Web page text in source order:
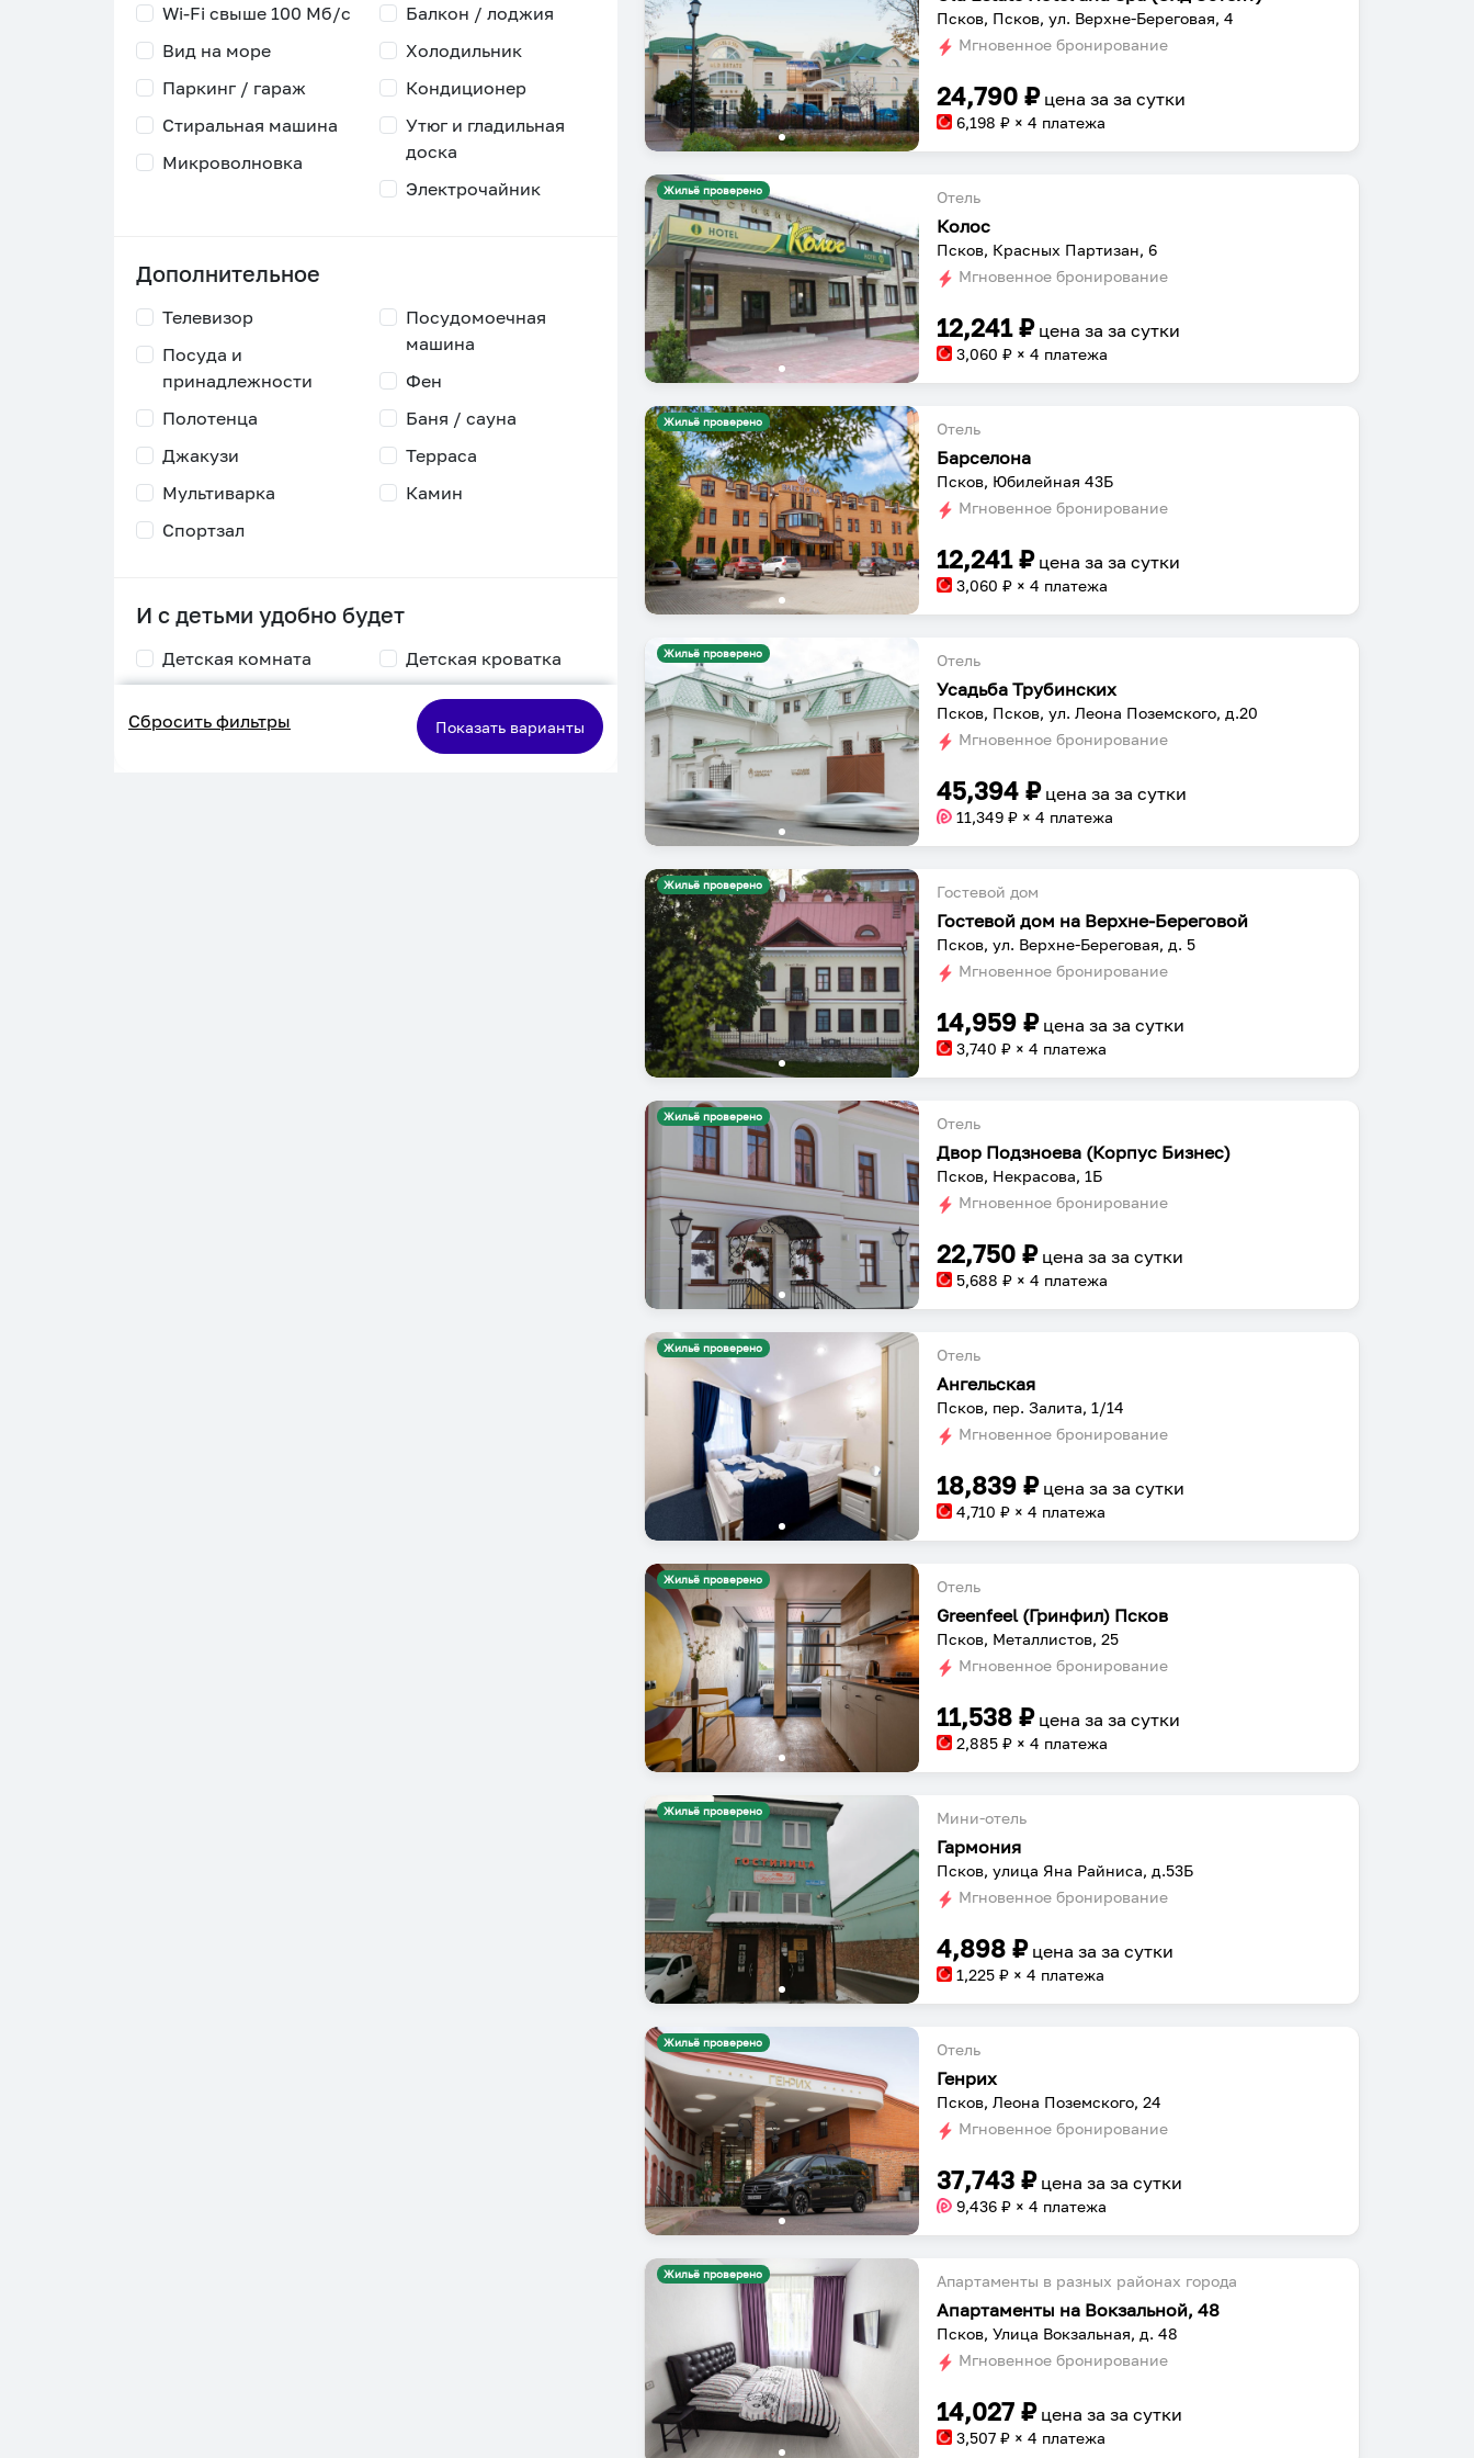
Wi-Fi свыше 100 Мб/с
Балкон / лоджия
Вид на море
Паркинг / гараж
Холодильник
Кондиционер
Стиральная машина
Микроволновка
Утюг и гладильная
доска
Электрочайник
Дополнительное
Телевизор
Посуда и
принадлежности
Посудомоечная
машина
Фен
Полотенца
Джакузи
Баня / сауна
Терраса
Мультиварка
Спортзал
Камин
И с детьми удобно будет
Детская комната
кормления
Детская кроватка
Двухъярусная
кровать
Сбросить фильтры Показать варианты
Псков, Псков, ул. Верхне-Береговая, 4
Мгновенное бронирование
24,790 ₽ цена заза сутки
6,198 ₽ × 4 платежа
Жильё проверено Отель
Колос
Псков, Красных Партизан, 6
Мгновенное бронирование
12,241₽ цена заза сутки
3,060 ₽ × 4 платежа
Жильё проверено Отель
Барселона
Псков, Юбилейная 43Б
Мгновенное бронирование
12,241₽ цена заза сутки
3,060 ₽ × 4 платежа
Жильё проверено Отель
Усадьба Трубинских
Псков, Псков, ул. Леона Поземского, д.20
Мгновенное бронирование
45,394 ₽ цена заза сутки
11,349 ₽ × 4 платежа
Жильё проверено Гостевой дом
Гостевой дом на Верхне-Береговой
Псков, ул. Верхне-Береговая, д. 5
Мгновенное бронирование
14,959 ₽ цена заза сутки
3,740 ₽ × 4 платежа
Жильё проверено Отель
Двор Подзноева (Корпус Бизнес)
Псков, Некрасова, 1Б
Мгновенное бронирование
22,750 ₽ цена заза сутки
5,688 ₽ × 4 платежа
Жильё проверено Отель
Ангельская
Псков, пер. Залита, 1/14
Мгновенное бронирование
18,839 ₽ цена заза сутки
4,710 ₽ × 4 платежа
Жильё проверено Отель
Greenfeel (Гринфил) Псков
Псков, Металлистов, 25
Мгновенное бронирование
11,538 ₽ цена заза сутки
2,885 ₽ × 4 платежа
Жильё проверено Мини-отель
Гармония
Псков, улица Яна Райниса, д.53Б
Мгновенное бронирование
4,898 ₽ цена заза сутки
1,225 ₽ × 4 платежа
Жильё проверено Отель
Генрих
Псков, Леона Поземского, 24
Мгновенное бронирование
37,743 ₽ цена заза сутки
9,436 ₽ × 4 платежа
Жильё проверено Апартаменты в разных районах города
Апартаменты на Вокзальной, 48
Псков, Улица Вокзальная, д. 48
Мгновенное бронирование
14,027 ₽ цена заза сутки
3,507 ₽ × 4 платежа